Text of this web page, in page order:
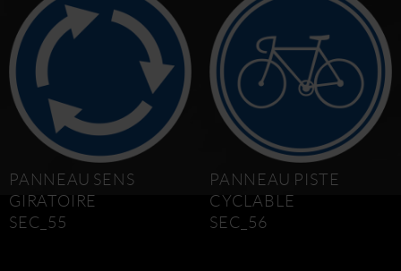
PANNEAU SENS
GIRATOIRE
SEC_55
PANNEAU PISTE
CYCLABLE
SEC_56